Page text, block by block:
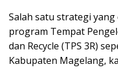
Salah satu strategi
program Tempat
dan Recycle (TPS 3R)
Kabupaten Magelang,